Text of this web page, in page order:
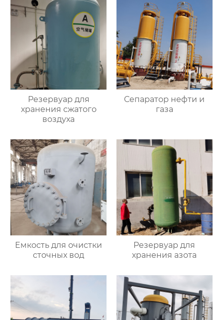
Резервуар для
хранения сжатого
воздуха
Сепаратор нефти и
газа
Емкость для очистки
сточных вод
Резервуар для
хранения азота